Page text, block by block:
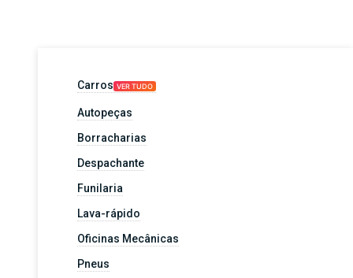
Carros VER TUDO
Autopeças
Borracharias
Despachante
Funilaria
Lava-rápido
Oficinas Mecânicas
Pneus